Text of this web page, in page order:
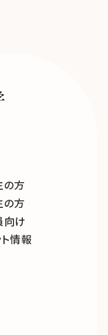
方
方
向け
情報